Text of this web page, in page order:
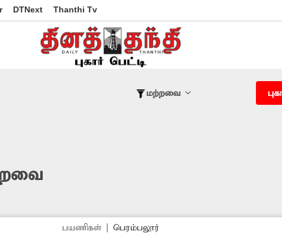
DTNext Thanthi Tv
மற்றவை
பயணிகள்| பெரம்பலூர்